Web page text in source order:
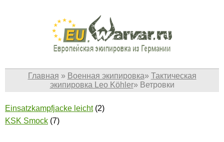
Главная » Военная экипировка» Тактическая
экипировка Leo Köhler» Ветровки
Einsatzkampfjacke leicht(2)
KSK Smock (7)